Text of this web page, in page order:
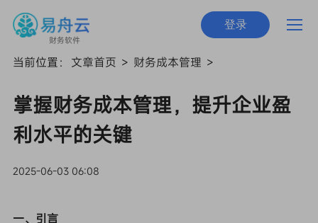
财务软件
登录
当前位置： 文章首页 > 财务成本管理 >
掌握财务成本管理，提升企业盈
利水平的关键
2025-06-03 06:08
一、引言